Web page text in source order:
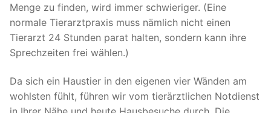
Menge zu finden, wird immer schwieriger. (Eine
normale Tierarztpraxis muss nämlich nicht einen
Tierarzt 24 Stunden parat halten, sondern kann ihre
Sprechzeiten frei wählen.)
Da sich ein Haustier in den eigenen vier Wänden am
wohlsten fühlt, führen wir vom tierärztlichen Notdienst